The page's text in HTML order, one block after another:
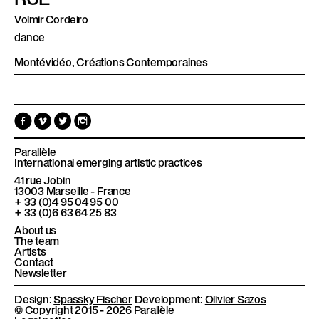
Volmir Cordeiro
dance
Montévidéo, Créations Contemporaines
F
a
c
e
b
o
o
k
V
i
m
e
o
T
w
i
t
e
s
a
g
a
m
Parallèle
International emerging artistic practices
41 rue Jobin
13003 Marseille - France
+ 33 (0)4 95 04 95 00
+ 33 (0)6 63 64 25 83
About us
The team
Artists
Contact
Newsletter
Design:Spassky FischerDevelopment: Olivier Sazos
© Copyright 2015 - 2026 Parallèle